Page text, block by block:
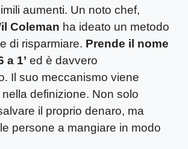
aumenti. Un noto chef,
Coleman ha ideato un metodo
di risparmiare. Prende il nome
a 1’ ed è davvero
Il suo meccanismo viene
definizione. Non solo
il proprio denaro, ma
persone a mangiare in modo